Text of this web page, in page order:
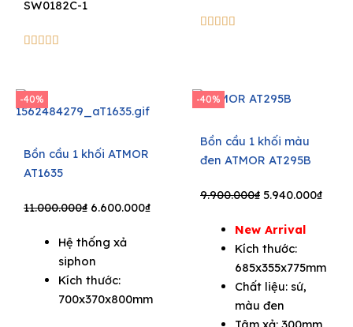
SW0182C-1
    
    
-40%
Bồn cầu 1 khối ATMOR
AT1635
11.000.000₫ Original
was:
11.000.000₫.
6.600.000₫Current
Hệ thống xả
siphon
Kích thước:
700x370x800mm
-40%
Bồn cầu 1 khối màu
đen ATMOR AT295B
9.900.000₫ Original
was:
9.900.000₫.
5.940.000₫
New Arrival
Kích thước:
685x355x775mm
Chất liệu: sứ,
màu đen